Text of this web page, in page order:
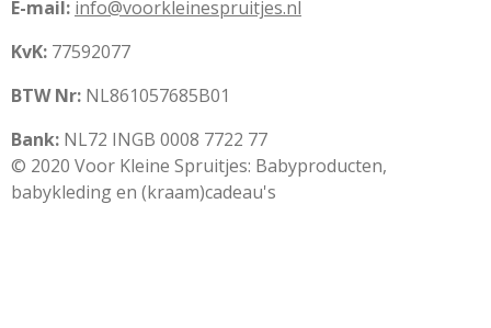
E-mail: info@voorkleinespruitjes.nl
KvK: 77592077
BTW Nr: NL861057685B01
Bank: NL72 INGB 0008 7722 77
© 2020 Voor Kleine Spruitjes: Babyproducten,
babykleding en (kraam)cadeau's